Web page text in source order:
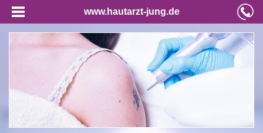
www.hautarzt-jung.de